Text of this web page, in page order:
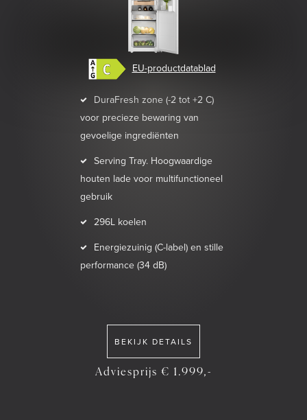
EU-productdatablad
DuraFresh zone (-2 tot +2 C)
voor precieze bewaring van
gevoelige ingrediënten
Serving Tray. Hoogwaardige
houten lade voor multifunctioneel
gebruik
296L koelen
Energiezuinig (C-label) en stille
performance (34 dB)
BEKIJK DETAILS
Adviesprijs € 1.999,-